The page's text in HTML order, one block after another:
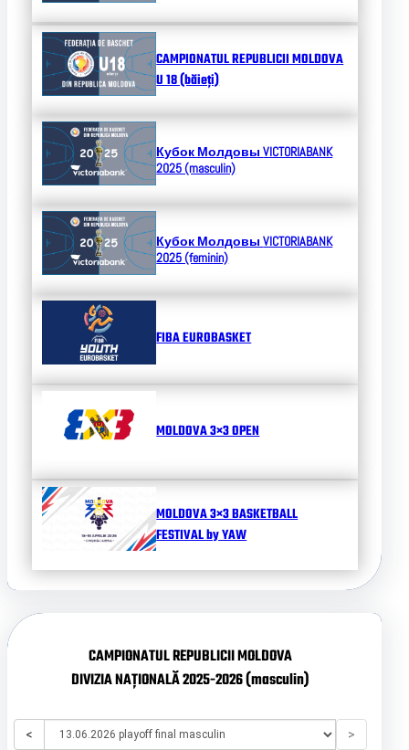
CAMPIONATUL REPUBLICII MOLDOVA
U 18 (băieți)
Кубок МолдовыVICTORIABANK
2025 (masculin)
Кубок МолдовыVICTORIABANK
2025 (feminin)
FIBA EUROBASKET
MOLDOVA 3×3 OPEN
MOLDOVA 3×3 BASKETBALL
FESTIVAL by YAW
CAMPIONATUL REPUBLICII MOLDOVA
DIVIZIA NAȚIONALĂ 2025-2026 (masculin)
< >